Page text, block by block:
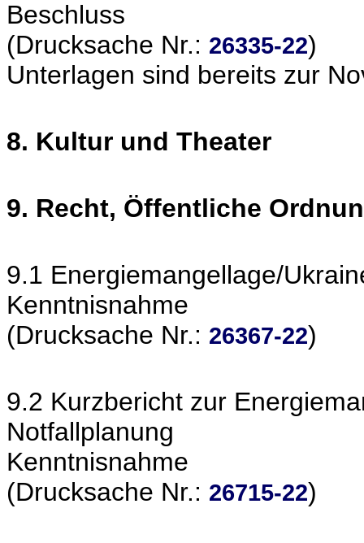
Beschluss
(Drucksache Nr.: 26335-22)
Unterlagen sind bereits zur
8. Kultur und Theater
9. Recht, Öffentliche
9.1 Energiemangellage/
Kenntnisnahme
(Drucksache Nr.: 26367-22)
9.2 Kurzbericht zur
Notfallplanung
Kenntnisnahme
(Drucksache Nr.: 26715-22)